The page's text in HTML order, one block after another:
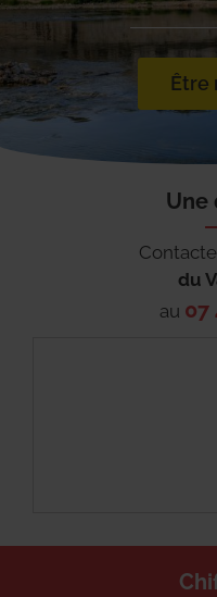
Être
Une
du
au 07